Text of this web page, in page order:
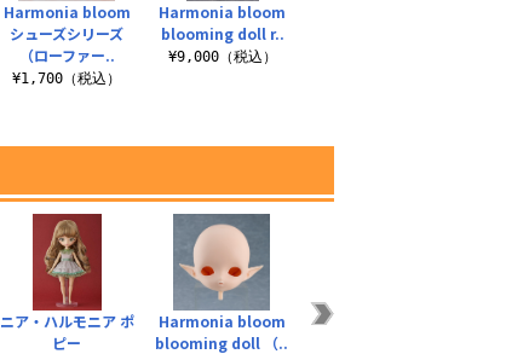
Harmonia bloom
シューズシリーズ
（ローファー..
¥1,700（税込）
Harmonia bloom
blooming doll r..
¥9,000（税込）
ニア・ハルモニア ポ
ピー
Harmonia bloom
blooming doll （..
Harmonia bloom